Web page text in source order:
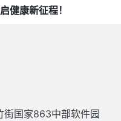
健康新征程！
街国家863中部软件园